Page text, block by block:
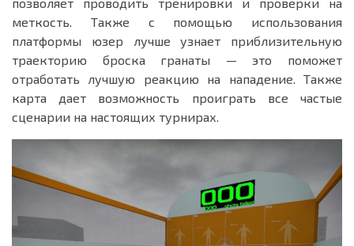
меткость. Также с помощью использования
платформы юзер лучше узнает приблизительную
траекторию броска гранаты — это поможет
отработать лучшую реакцию на нападение. Также
карта дает возможность проиграть все частые
сценарии на настоящих турнирах.